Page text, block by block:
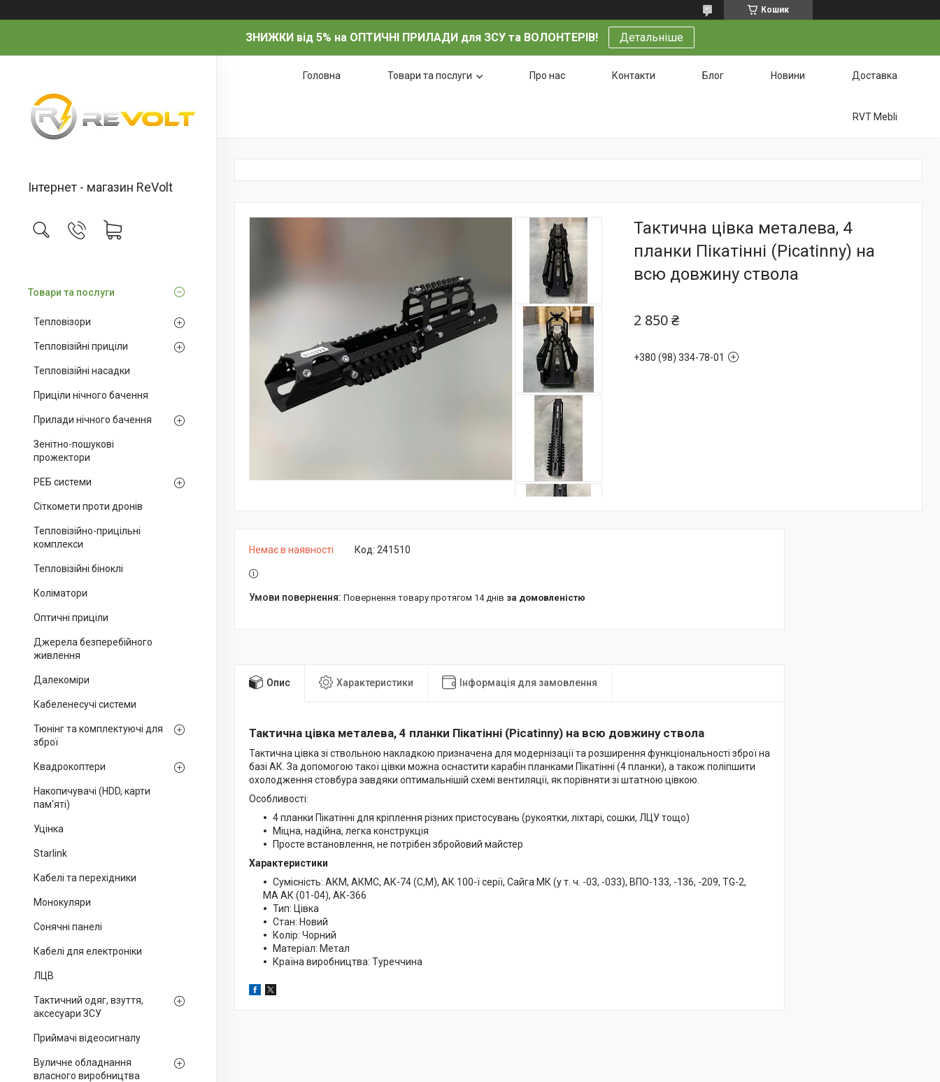
Кошик
ЗНИЖКИ від 5% на ОПТИЧНІ ПРИЛАДИ для ЗСУ та ВОЛОНТЕРІВ! Детальніше
Інтернет - магазин ReVolt
Товари та послуги
Тепловізори
Тепловізійні приціли
Тепловізійні насадки
Приціли нічного бачення
Прилади нічного бачення
Зенітно-пошукові
прожектори
РЕБ системи
Сіткомети проти дронів
Тепловізійно-прицільні
комплекси
Тепловізійні біноклі
Коліматори
Оптичні приціли
Джерела безперебійного
живлення
Далекоміри
Кабеленесучі системи
Тюнінг та комплектуючі для
зброї
Квадрокоптери
Накопичувачі (HDD, карти
пам'яті)
Уцінка
Starlink
Кабелі та перехідники
Монокуляри
Сонячні панелі
Кабелі для електроніки
ЛЦВ
Тактичний одяг, взуття,
аксесуари ЗСУ
Приймачі відеосигналу
Вуличне обладнання
власного виробництва
Головна Товари та послуги Про нас Контакти Блог Новини Доставка
RVT Mebli
Тактична цівка металева, 4
планки Пікатінні (Picatinny) на
всю довжину ствола
2 850 ₴
+380 (98) 334-78-01
Немає в наявності Код: 241510
повернення товару протягом 14 днів за домовленістю
Опис Характеристики Інформація для замовлення
Тактична цівка металева, 4 планки Пікатінні (Picatinny) на всю довжину ствола
Тактична цівка зі ствольною накладкою призначена для модернізації та розширення функціональності зброї на
базі АК. За допомогою такої цівки можна оснастити карабін планками Пікатінні (4 планки), а також поліпшити
охолодження стовбура завдяки оптимальнішій схемі вентиляції, як порівняти зі штатною цівкою.
Особливості:
4 планки Пікатінні для кріплення різних пристосувань (рукоятки, ліхтарі, сошки, ЛЦУ тощо)
Міцна, надійна, легка конструкція
Просте встановлення, не потрібен збройовий майстер
Характеристики
Сумісність: АКМ, АКМС, АК-74 (С,М), АК 100-ї серії, Сайга МК (у т. ч. -03, -033), ВПО-133, -136, -209, TG-2,
МА АК (01-04), АК-366
Тип: Цівка
Стан: Новий
Колір: Чорний
Матеріал: Метал
Країна виробництва: Туреччина